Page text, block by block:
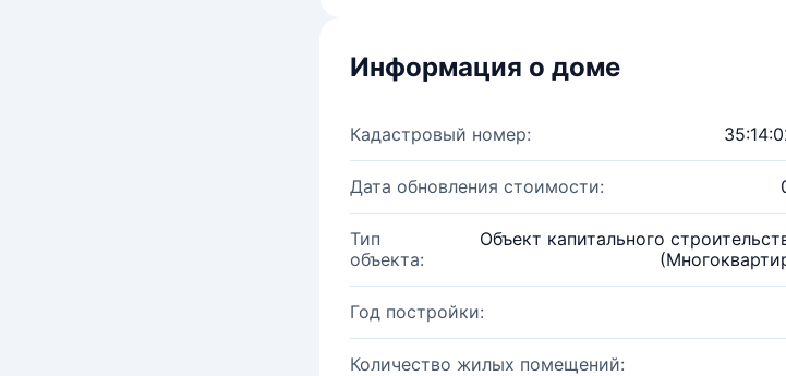
Информация о доме
Кадастровый номер:
Дата обновления стоимости:
Тип
объекта:
Объект капитального
Год постройки:
Количество жилых помещений: